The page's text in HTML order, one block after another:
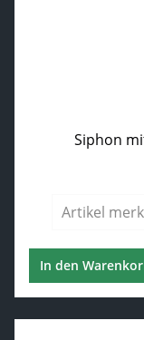
Siphon
Artikel
In den